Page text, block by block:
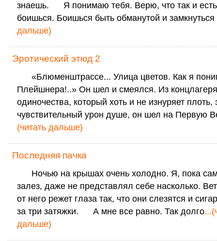
знаешь. Я понимаю тебя. Верю, что так и
боишься. Боишься быть обманутой и замкнуться
дальше)
Эротический этюд 2
«Блюменштрассе... Улица цветов. Как я
Плейшнера!..» Он шел и смеялся. Из
одиночества, который хоть и не изнуряет плоть,
чувствительный урон душе, он шел на Первую
(читать дальше)
Последняя пачка
Ночью на крышах очень холодно. Я, пока сам
залез, даже не представлял себе насколько.
от него режет глаза так, что они слезятся и
за три затяжки. А мне все равно. Так долго
дальше)